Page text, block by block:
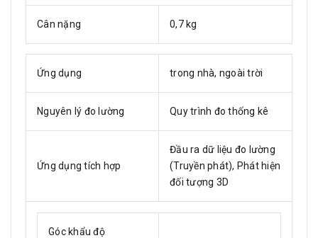
Cân nặng 0,7 kg
Ứng dụng trong nhà, ngoài trời
Nguyên lý đo lường Quy trình đo thống kê
Ứng dụng tích hợp
Đầu ra dữ liệu đo lường
(Truyền phát), Phát hiện
đối tượng 3D
Góc khẩu độ